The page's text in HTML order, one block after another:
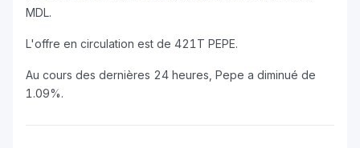
MDL.
L'offre en circulation est de 421T PEPE.
Au cours des dernières 24 heures, Pepe a diminué de
1.09%.